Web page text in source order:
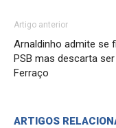
Artigo anterior
Arnaldinho admite se
PSB mas descarta
Ferraço
ARTIGOS